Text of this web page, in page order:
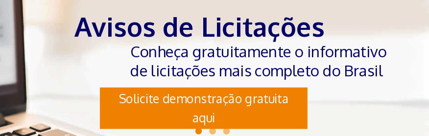
Avisos de Licitações
Conheça gratuitamente o informativo
de licitações mais completo do Brasil
Solicite demonstração gratuita
aqui